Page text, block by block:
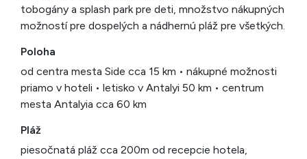
tobogány a splash park pre deti, množstvo nákupných
možností pre dospelých a nádhernú pláž pre všetkých.
Poloha
od centra mesta Side cca 15 km • nákupné možnosti
priamo v hoteli • letisko v Antalyi 50 km • centrum
mesta Antalyia cca 60 km
Pláž
piesočnatá pláž cca 200m od recepcie hotela,